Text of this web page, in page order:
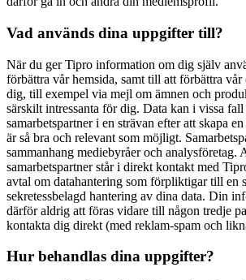
Vad används dina uppgifter till?
När du ger Tipro information om dig själv
förbättra vår hemsida, samt till att förbättra
dig, till exempel via mejl om ämnen och
särskilt intressanta för dig. Data kan i vissa fall
samarbetspartner i en strävan efter att skapa
är så bra och relevant som möjligt.
sammanhang mediebyråer och analysföretag.
samarbetspartner står i direkt kontakt med
avtal om datahantering som förpliktigar till en
sekretessbelagd hantering av dina data. Din
därför aldrig att föras vidare till någon tredje
kontakta dig direkt (med reklam-spam och
Hur behandlas dina uppgifter?